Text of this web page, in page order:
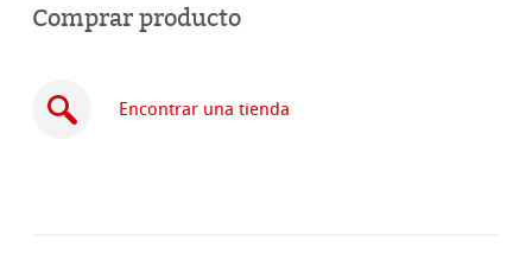
Comprar producto
Encontrar una tienda